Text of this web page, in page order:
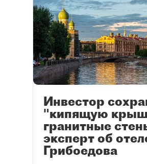
Инвестор
"кипящую
гранитные
эксперт об
Грибоедова